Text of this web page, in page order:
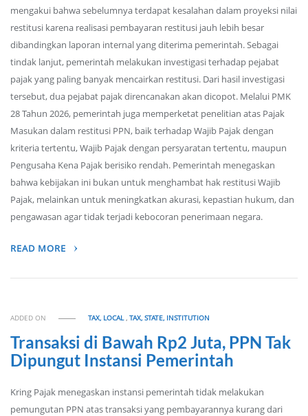
mengakui bahwa sebelumnya terdapat kesalahan dalam proyeksi nilai
restitusi karena realisasi pembayaran restitusi jauh lebih besar
dibandingkan laporan internal yang diterima pemerintah. Sebagai
tindak lanjut, pemerintah melakukan investigasi terhadap pejabat
pajak yang paling banyak mencairkan restitusi. Dari hasil investigasi
tersebut, dua pejabat pajak direncanakan akan dicopot. Melalui PMK
28 Tahun 2026, pemerintah juga memperketat penelitian atas Pajak
Masukan dalam restitusi PPN, baik terhadap Wajib Pajak dengan
kriteria tertentu, Wajib Pajak dengan persyaratan tertentu, maupun
Pengusaha Kena Pajak berisiko rendah. Pemerintah menegaskan
bahwa kebijakan ini bukan untuk menghambat hak restitusi Wajib
Pajak, melainkan untuk meningkatkan akurasi, kepastian hukum, dan
pengawasan agar tidak terjadi kebocoran penerimaan negara.
READ MORE
ADDED ON TAX, LOCAL,TAX, STATE, INSTITUTION
Transaksi di Bawah Rp2 Juta, PPN Tak
Dipungut Instansi Pemerintah
Kring Pajak menegaskan instansi pemerintah tidak melakukan
pemungutan PPN atas transaksi yang pembayarannya kurang dari